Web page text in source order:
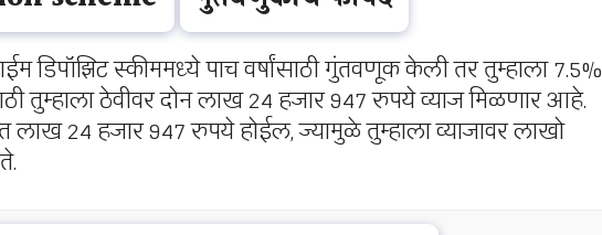
डिपॉझिट स्कीममध्ये पाच वर्षांसाठी गुंतवणूक केली तर तुम्हाला 7.5%
तुम्हाला ठेवीवर दोन लाख 24 हजार 947 रुपये व्याज मिळणार आहे.
लाख 24 हजार 947 रुपये होईल, ज्यामुळे तुम्हाला व्याजावर लाखो